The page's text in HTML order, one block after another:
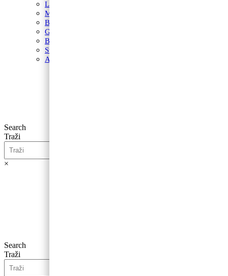
Lilo i Stitch
My Little Pony
Betmen
Gabby’s Dollhouse
Blue’s Clues
Super Mario
Avengers
Search
Traži
×
Search
Traži